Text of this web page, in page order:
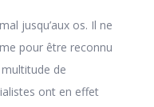
jusqu’aux os. Il ne
pour être reconnu
de
ont en effet